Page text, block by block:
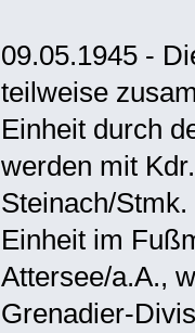
09.05.1945 -
teilweise
Einheit durch
werden mit
Steinach/
Einheit im
Attersee/a.A.,
Grenadier-